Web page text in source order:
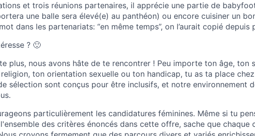
et trois réunions partenaires, il apprécie une partie de
une balle sera élevé(e) au panthéon) ou encore cuisiner un
dans les partenariats: “en même temps”, on l’aurait copié depuis
? 🙂
plus, nous avons hâte de te rencontrer ! Peu importe ton âge, ton
ton orientation sexuelle ou ton handicap, tu as ta place
sélection sont conçus pour être inclusifs, et notre environnement
particulièrement les candidatures féminines. Même si tu
des critères énoncés dans cette offre, sache que chaque